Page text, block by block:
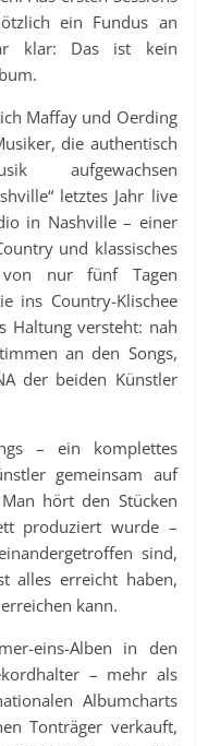
ein Fundus an
klar: Das ist kein
Maffay und Oerding
die authentisch
letztes Jahr live
in Nashville – einer
und klassisches
von nur fünf Tagen
ins Country-Klischee
Haltung versteht: nah
an den Songs,
der beiden Künstler
– ein komplettes
gemeinsam auf
hört den Stücken
produziert wurde –
sind,
alles erreicht haben,
kann.
eins-Alben in den
– mehr als
Albumcharts
Tonträger verkauft,